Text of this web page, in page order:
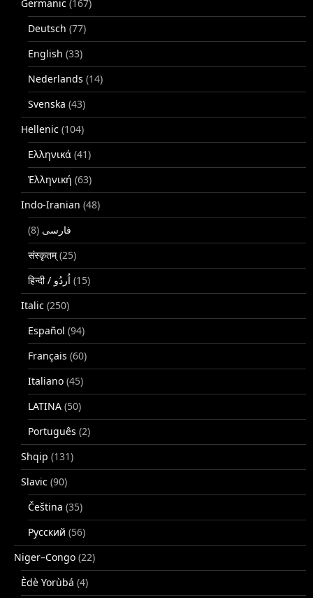
Germanic (167)
Deutsch (77)
English (33)
Nederlands (14)
Svenska (43)
Hellenic (104)
Ελληνικά (41)
Ἑλληνική (63)
Indo-Iranian (48)
فارسی (8)
संस्कृतम्(25)
(15)
Italic (250)
Español (94)
Français (60)
Italiano (45)
LATINA (50)
Português (2)
Shqip (131)
Slavic (90)
Čeština (35)
Русский (56)
Niger–Congo (22)
Èdè Yorùbá (4)